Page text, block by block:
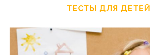
ТЕСТЫ ДЛЯ ДЕТЕЙ